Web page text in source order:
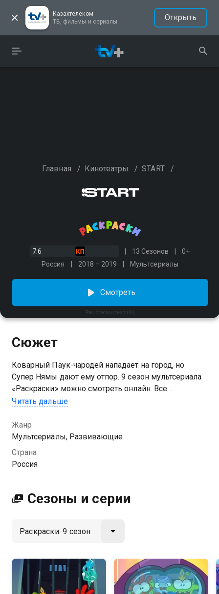
Казахтелеком
ТВ, фильмы и сериалы
Открыть
Главная / Кинотеатры / START /
7.6 13 Сезонов
0+
Россия
2018 – 2019 Мультсериалы
Раскраски (сезон 9)
Смотреть
Сюжет
Коварный Паук-чародей нападает на город, но
Супер Нямы дают ему отпор. 9 сезон мультсериала
«Раскраски» можно смотреть онлайн. Все
начинается с таинственного появления злодея на
Вскоре город сталкивается с новыми
изобретениями и помощниками Паука-чародея —
Мухой-киборгом, нарушающей весенний покой, и
опасным Хорьком-воришкой. Не обходится и без
парке оказывается под угрозой из-за появления
Свина-купидона. Параллельно Супер Нямы
фрисби, спасают город от аквариумной рыбки,
Кульминацией становится ночь Хеллоуина, когда
героям приходится бороться с призраком, портящим
праздник. Приключенческий мультсериал
Читать дальше
Жанр
Мультсериалы, Развивающие
Страна
Россия
Сезоны и серии